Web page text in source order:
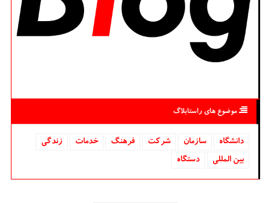
موضوع های راستابلاگ
دانشگاه‌ سازمان شركت فرهنگ خدمات
زندگی
بین المللی
دستگاه